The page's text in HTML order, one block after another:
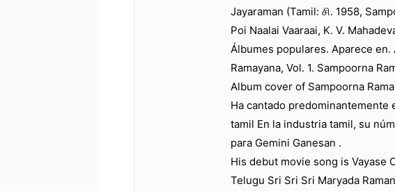
Jayaraman (Tamil: சி. 1958,
Poi Naalai Vaaraai, K. V.
Álbumes populares. Aparece
Ramayana, Vol. 1. Sampoorna
Album cover of Sampoorna
Ha cantado predominantemente
tamil En la industria tamil, su
para Gemini Ganesan .
His debut movie song is Vayase
Telugu Sri Sri Sri Maryada